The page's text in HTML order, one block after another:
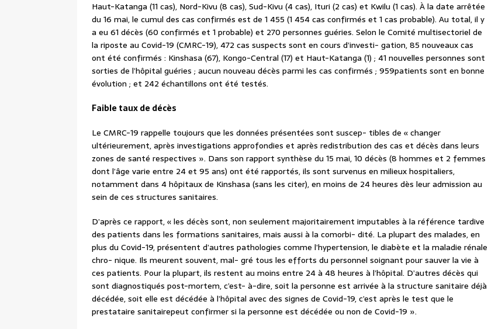
Haut-Katanga (11 cas), Nord-Kivu (8 cas), Sud-Kivu (4 cas), Ituri (2 cas) et Kwilu (1 cas). À la date arrêtée
du 16 mai, le cumul des cas confirmés est de 1 455 (1 454 cas confirmés et 1 cas probable). Au total, il y
a eu 61 décès (60 confirmés et 1 probable) et 270 personnes guéries. Selon le Comité multisectoriel de
la riposte au Covid-19 (CMRC-19), 472 cas suspects sont en cours d’investi- gation, 85 nouveaux cas
ont été confirmés : Kinshasa (67), Kongo-Central (17) et Haut-Katanga (1) ; 41 nouvelles personnes sont
sorties de l’hôpital guéries ; aucun nouveau décès parmi les cas confirmés ; 959patients sont en bonne
évolution ; et 242 échantillons ont été testés.
Faible taux de décès
Le CMRC-19 rappelle toujours que les données présentées sont suscep- tibles de « changer
ultérieurement, après investigations approfondies et après redistribution des cas et décès dans leurs
zones de santé respectives ». Dans son rapport synthèse du 15 mai, 10 décès (8 hommes et 2 femmes
dont l’âge varie entre 24 et 95 ans) ont été rapportés, ils sont survenus en milieux hospitaliers,
notamment dans 4 hôpitaux de Kinshasa (sans les citer), en moins de 24 heures dès leur admission au
sein de ces structures sanitaires.
D’après ce rapport, « les décès sont, non seulement majoritairement imputables à la référence tardive
des patients dans les formations sanitaires, mais aussi à la comorbi- dité. La plupart des malades, en
plus du Covid-19, présentent d’autres pathologies comme l’hypertension, le diabète et la maladie rénale
chro- nique. Ils meurent souvent, mal- gré tous les efforts du personnel soignant pour sauver la vie à
ces patients. Pour la plupart, ils restent au moins entre 24 à 48 heures à l’hôpital. D’autres décès qui
sont diagnostiqués post-mortem, c’est- à-dire, soit la personne est arrivée à la structure sanitaire déjà
décédée, soit elle est décédée à l’hôpital avec des signes de Covid-19, c’est après le test que le
prestataire sanitairepeut confirmer si la personne est décédée ou non de Covid-19 ».